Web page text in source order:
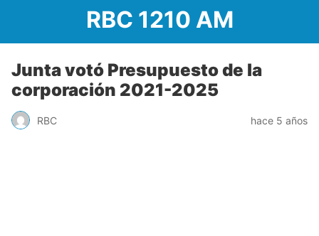
RBC 1210 AM
Junta votó Presupuesto de la
corporación 2021-2025
RBC hace 5 años